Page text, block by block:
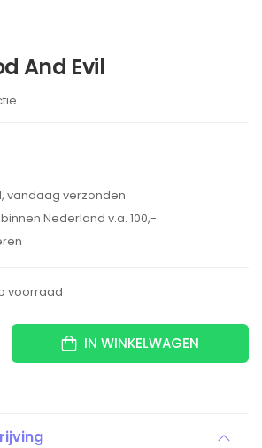
And Evil
vandaag verzonden
Nederland v.a. 100,-
voorraad
IN WINKELWAGEN